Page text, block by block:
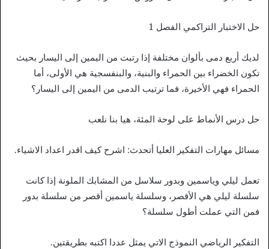
حل الاختبار التراكمي الفصل 1
لديك أربع دمى بألوان مختلفة إذا رتبت من اليمين إلى اليسار بحيث
تكون الخضراء بين الحمراء والبنية، والبنفسجية هي الأولى، أما
الحمراء فهي الأخيرة، فما ترتيب الدمى من اليمين إلى اليسار؟
حل درس الأنماط على لوحة المئة، هيا بنا نلعب
مسائل مهارات التفكير العليا أتحدث: اشرح كيف اقدر اعداد الاشياء.
تعمل ليلي وياسمين وبدور سلاسل من المشابك الملونة إذا كانت
سلسلة ليلي هي الأقصر، وسلسلة ياسمين أقصر من سلسلة بدور
فمن التي عملت أطول سلسلة؟
التفكير الرياضي النموذج الاتي يمثل عددا اكتبه بطريقتين.